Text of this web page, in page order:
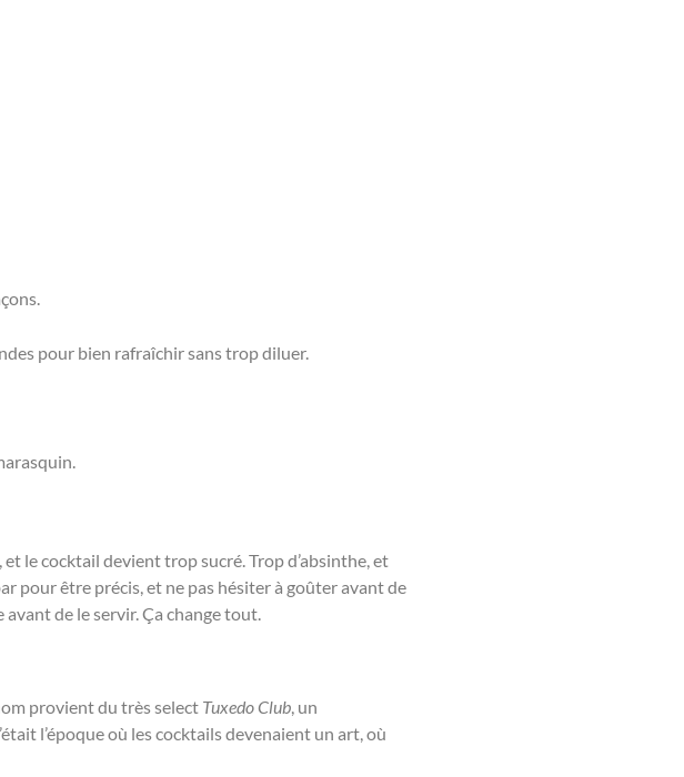
pour bien rafraîchir sans trop diluer.
le cocktail devient trop sucré. Trop d’absinthe, et
pour être précis, et ne pas hésiter à goûter avant de
de le servir. Ça change tout.
provient du très select Tuxedo Club, un
l’époque où les cocktails devenaient un art, où